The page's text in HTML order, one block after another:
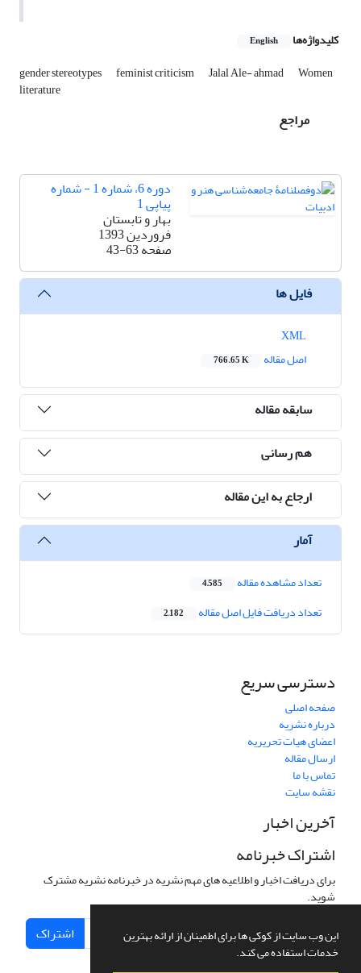
این وب سایت از کوکی ها برای اطمینان از ارائه بهترین
خدمات استفاده می کند.
کلیدواژه‌ها English
gender stereotypes feminist criticism Jalal Ale- ahmad Women
literature
مراجع
دوره 6، شماره 1 - شماره
پیاپی 1
بهار و تابستان
فروردین 1393
صفحه43-63
فایل ها
اصل مقاله
766.65 K
سابقه مقاله
هم رسانی
ارجاع به این مقاله
آمار
تعداد مشاهده مقاله 4,585
تعداد دریافت فایل اصل مقاله 2,182
دسترسی سریع
صفحه اصلی
درباره نشریه
اعضای هیات تحریریه
ارسال مقاله
تماس با ما
نقشه سایت
آخرین اخبار
اشتراک خبرنامه
برای دریافت اخبار و اطلاعیه های مهم نشریه در خبرنامه نشریه مشترک
شوید.
اشتراک